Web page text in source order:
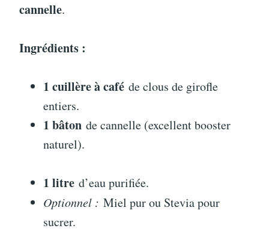
cannelle.
Ingrédients :
1 cuillère à café de clous de girofle
entiers.
1 bâton de cannelle (excellent booster
naturel).
1 litre d’eau purifiée.
Optionnel : Miel pur ou Stevia pour
sucrer.